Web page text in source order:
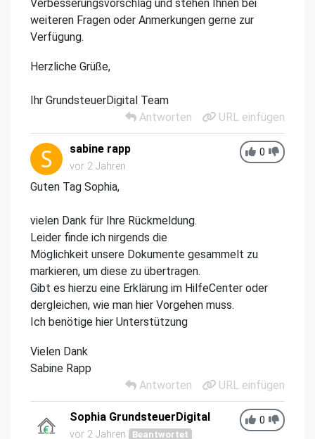
Verbesserungsvorschlag und stehen Ihnen bei
weiteren Fragen oder Anmerkungen gerne zur
Verfügung.
Herzliche Grüße,
Ihr GrundsteuerDigital Team
Antworten
URL einfügen
0
sabine rapp
vor 2 Jahren
Guten Tag Sophia,
vielen Dank für Ihre Rückmeldung.
Leider finde ich nirgends die
Möglichkeit unsere Dokumente gesammelt zu
markieren, um diese zu übertragen.
Gibt es hierzu eine Erklärung im HilfeCenter oder
dergleichen, wie man hier Vorgehen muss.
Ich benötige hier Unterstützung
Vielen Dank
Sabine Rapp
Antworten
URL einfügen
0
Sophia GrundsteuerDigital
vor 2 Jahren Beantwortet